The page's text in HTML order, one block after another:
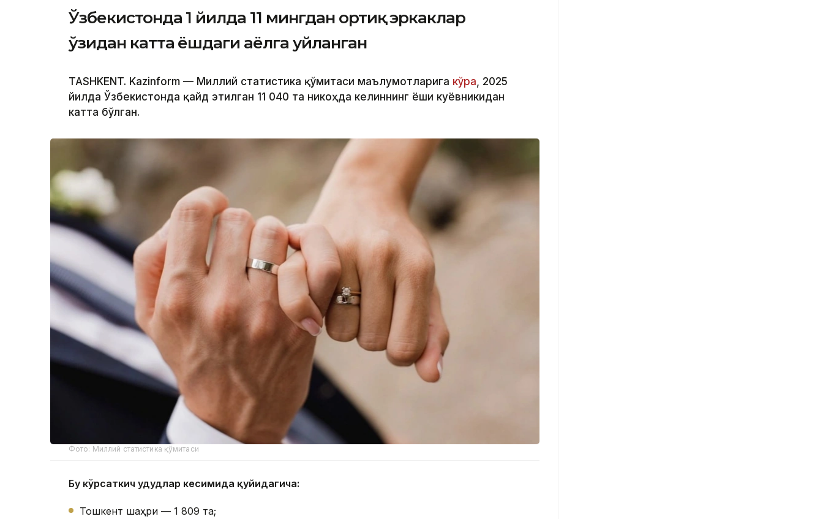
Ўзбекистонда 1 йилда 11 мингдан ортиқ эркаклар
ўзидан катта ёшдаги аёлга уйланган
TASHKENT. Kazinform — Миллий статистика қўмитаси маълумотларига кўра, 2025
йилда Ўзбекистонда қайд этилган 11 040 та никоҳда келиннинг ёши куёвникидан
катта бўлган.
Фото: Миллий статистика қўмитаси
Бу кўрсаткич ҳудудлар кесимида қуйидагича:
Тошкент шаҳри — 1 809 та;